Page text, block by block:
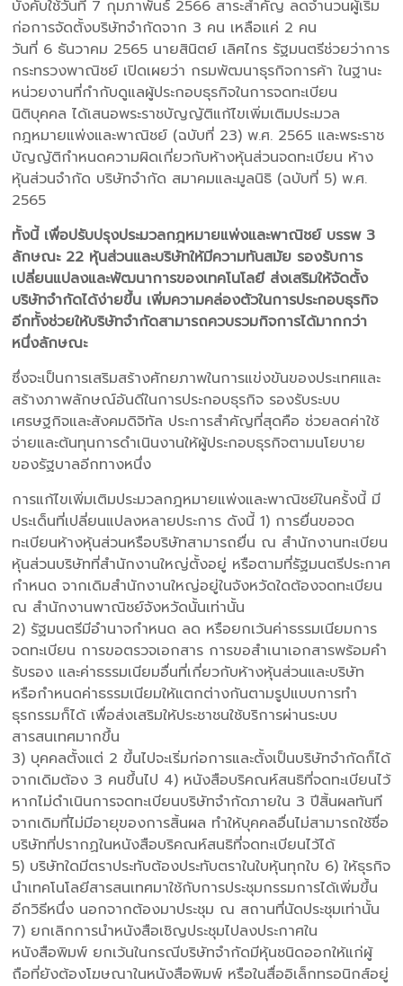
บังคับใช้วันที่ 7 กุมภาพันธ์ 2566 สาระสำคัญ ลดจำนวนผู้เริ่ม
ก่อการจัดตั้งบริษัทจำกัดจาก 3 คน เหลือแค่ 2 คน
วันที่ 6 ธันวาคม 2565 นายสินิตย์ เลิศไกร รัฐมนตรีช่วยว่าการ
กระทรวงพาณิชย์ เปิดเผยว่า กรมพัฒนาธุรกิจการค้า ในฐานะ
หน่วยงานที่กำกับดูแลผู้ประกอบธุรกิจในการจดทะเบียน
นิติบุคคล ได้เสนอพระราชบัญญัติแก้ไขเพิ่มเติมประมวล
กฎหมายแพ่งและพาณิชย์ (ฉบับที่ 23) พ.ศ. 2565 และพระราช
บัญญัติกำหนดความผิดเกี่ยวกับห้างหุ้นส่วนจดทะเบียน ห้าง
หุ้นส่วนจำกัด บริษัทจำกัด สมาคมและมูลนิธิ (ฉบับที่ 5) พ.ศ.
2565
ทั้งนี้ เพื่อปรับปรุงประมวลกฎหมายแพ่งและพาณิชย์ บรรพ 3
ลักษณะ 22 หุ้นส่วนและบริษัทให้มีความทันสมัย รองรับการ
เปลี่ยนแปลงและพัฒนาการของเทคโนโลยี ส่งเสริมให้จัดตั้ง
บริษัทจำกัดได้ง่ายขึ้น เพิ่มความคล่องตัวในการประกอบธุรกิจ
อีกทั้งช่วยให้บริษัทจำกัดสามารถควบรวมกิจการได้มากกว่า
หนึ่งลักษณะ
ซึ่งจะเป็นการเสริมสร้างศักยภาพในการแข่งขันของประเทศและ
สร้างภาพลักษณ์อันดีในการประกอบธุรกิจ รองรับระบบ
เศรษฐกิจและสังคมดิจิทัล ประการสำคัญที่สุดคือ ช่วยลดค่าใช้
จ่ายและต้นทุนการดำเนินงานให้ผู้ประกอบธุรกิจตามนโยบาย
ของรัฐบาลอีกทางหนึ่ง
การแก้ไขเพิ่มเติมประมวลกฎหมายแพ่งและพาณิชย์ในครั้งนี้ มี
ประเด็นที่เปลี่ยนแปลงหลายประการ ดังนี้ 1) การยื่นขอจด
ทะเบียนห้างหุ้นส่วนหรือบริษัทสามารถยื่น ณ สำนักงานทะเบียน
หุ้นส่วนบริษัทที่สำนักงานใหญ่ตั้งอยู่ หรือตามที่รัฐมนตรีประกาศ
กำหนด จากเดิมสำนักงานใหญ่อยู่ในจังหวัดใดต้องจดทะเบียน
ณ สำนักงานพาณิชย์จังหวัดนั้นเท่านั้น
2) รัฐมนตรีมีอำนาจกำหนด ลด หรือยกเว้นค่าธรรมเนียมการ
จดทะเบียน การขอตรวจเอกสาร การขอสำเนาเอกสารพร้อมคำ
รับรอง และค่าธรรมเนียมอื่นที่เกี่ยวกับห้างหุ้นส่วนและบริษัท
หรือกำหนดค่าธรรมเนียมให้แตกต่างกันตามรูปแบบการทำ
ธุรกรรมก็ได้ เพื่อส่งเสริมให้ประชาชนใช้บริการผ่านระบบ
สารสนเทศมากขึ้น
3) บุคคลตั้งแต่ 2 ขึ้นไปจะเริ่มก่อการและตั้งเป็นบริษัทจำกัดก็ได้
จากเดิมต้อง 3 คนขึ้นไป 4) หนังสือบริคณห์สนธิที่จดทะเบียนไว้
หากไม่ดำเนินการจดทะเบียนบริษัทจำกัดภายใน 3 ปีสิ้นผลทันที
จากเดิมที่ไม่มีอายุของการสิ้นผล ทำให้บุคคลอื่นไม่สามารถใช้ชื่อ
บริษัทที่ปรากฏในหนังสือบริคณห์สนธิที่จดทะเบียนไว้ได้
5) บริษัทใดมีตราประทับต้องประทับตราในใบหุ้นทุกใบ 6) ให้ธุรกิจ
นำเทคโนโลยีสารสนเทศมาใช้กับการประชุมกรรมการได้เพิ่มขึ้น
อีกวิธีหนึ่ง นอกจากต้องมาประชุม ณ สถานที่นัดประชุมเท่านั้น
7) ยกเลิกการนำหนังสือเชิญประชุมไปลงประกาศใน
หนังสือพิมพ์ ยกเว้นในกรณีบริษัทจำกัดมีหุ้นชนิดออกให้แก่ผู้
ถือที่ยังต้องโฆษณาในหนังสือพิมพ์ หรือในสื่ออิเล็กทรอนิกส์อยู่